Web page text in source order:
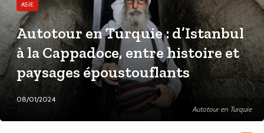
Autotour en Turquie
ASIE
Autotour en Turquie : d’Istanbul
à la Cappadoce, entre histoire et
paysages époustouflants
08/01/2024